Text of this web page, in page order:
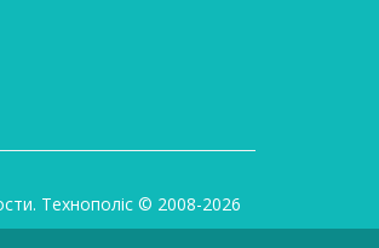
Технополіс © 2008-2026